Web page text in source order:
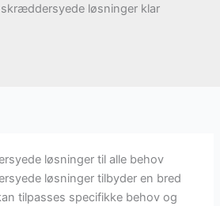
løsninger klar
løsninger til alle behov
løsninger tilbyder en bred
tilpasses specifikke behov og